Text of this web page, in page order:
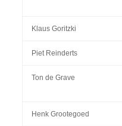
Klaus Goritzki
Piet Reinderts
Ton de Grave
Henk Grootegoed